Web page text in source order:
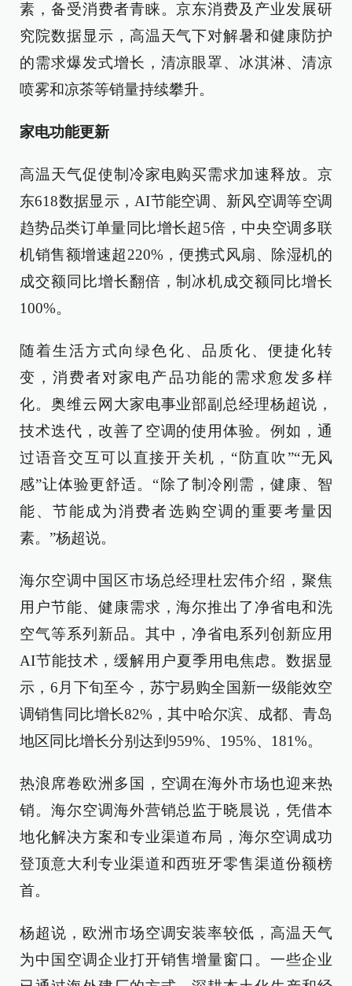
素，备受消费者青睐。京东消费及产业发展研
究院数据显示，高温天气下对解暑和健康防护
的需求爆发式增长，清凉眼罩、冰淇淋、清凉
喷雾和凉茶等销量持续攀升。
家电功能更新
高温天气促使制冷家电购买需求加速释放。京
东618数据显示，AI节能空调、新风空调等空调
趋势品类订单量同比增长超5倍，中央空调多联
机销售额增速超220%，便携式风扇、除湿机的
成交额同比增长翻倍，制冰机成交额同比增长
100%。
随着生活方式向绿色化、品质化、便捷化转
变，消费者对家电产品功能的需求愈发多样
化。奥维云网大家电事业部副总经理杨超说，
技术迭代，改善了空调的使用体验。例如，通
过语音交互可以直接开关机，“防直吹”“无风
感”让体验更舒适。“除了制冷刚需，健康、智
能、节能成为消费者选购空调的重要考量因
素。”杨超说。
海尔空调中国区市场总经理杜宏伟介绍，聚焦
用户节能、健康需求，海尔推出了净省电和洗
空气等系列新品。其中，净省电系列创新应用
AI节能技术，缓解用户夏季用电焦虑。数据显
示，6月下旬至今，苏宁易购全国新一级能效空
调销售同比增长82%，其中哈尔滨、成都、青岛
地区同比增长分别达到959%、195%、181%。
热浪席卷欧洲多国，空调在海外市场也迎来热
销。海尔空调海外营销总监于晓晨说，凭借本
地化解决方案和专业渠道布局，海尔空调成功
登顶意大利专业渠道和西班牙零售渠道份额榜
首。
杨超说，欧洲市场空调安装率较低，高温天气
为中国空调企业打开销售增量窗口。一些企业